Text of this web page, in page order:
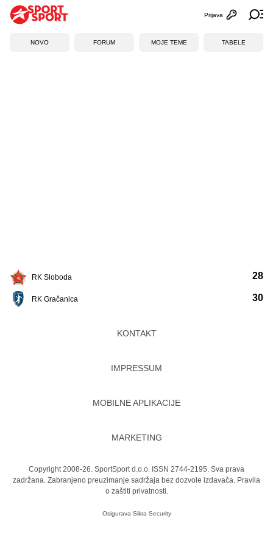
Otvori
Prijava
NOVO FORUM MOJE TEME TABELE
RK Sloboda
RK Gračanica
28
30
KONTAKT
IMPRESSUM
MOBILNE APLIKACIJE
MARKETING
Copyright 2008-26. SportSport d.o.o. ISSN 2744-2195. Sva prava
zadržana. Zabranjeno preuzimanje sadržaja bez dozvole izdavača. Pravila
o zaštiti privatnosti.
Osigurava Sikra Security